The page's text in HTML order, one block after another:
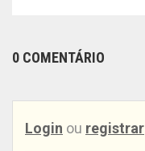
0 COMENTÁRIO
Login ou registrar